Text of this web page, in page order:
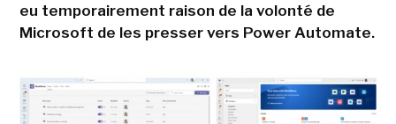
eu temporairement raison de la volonté de
Microsoft de les presser vers Power Automate.